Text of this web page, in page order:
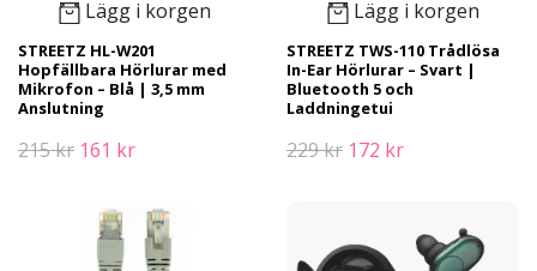
Lägg i korgen
STREETZ HL-W201
Hopfällbara Hörlurar med
Mikrofon – Blå | 3,5 mm
Anslutning
215 kr 161 kr
Lägg i korgen
STREETZ TWS-110 Trådlösa
In-Ear Hörlurar – Svart |
Bluetooth 5 och
Laddningetui
229 kr 172 kr